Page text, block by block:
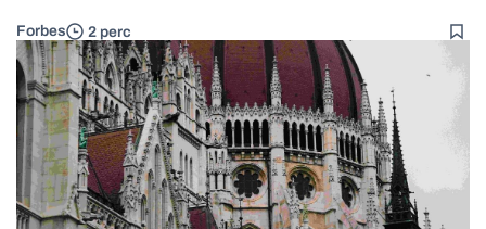
Forbes 2 perc